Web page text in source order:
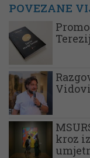
POVEZANE
kroz